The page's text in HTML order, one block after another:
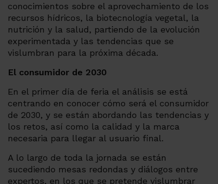
conocimientos sobre el aprovechamiento de los
recursos hídricos, la biotecnología vegetal, la
nutrición y la salud, partiendo de la evolución
experimentada y las tendencias que se
vislumbran para la próxima década.
El consumidor de 2030
En el primer día de feria el análisis se está
centrando en conocer cómo será el consumidor
de 2030, y se están abordando las tendencias y
los retos, así como la calidad y la marca
necesaria para llegar al usuario final.
A lo largo de toda la jornada se están
sucediendo mesas redondas y diálogos entre
expertos, en los que se pretende vislumbrar